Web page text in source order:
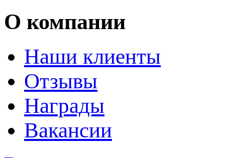
О компании
Наши клиенты
Отзывы
Награды
Вакансии